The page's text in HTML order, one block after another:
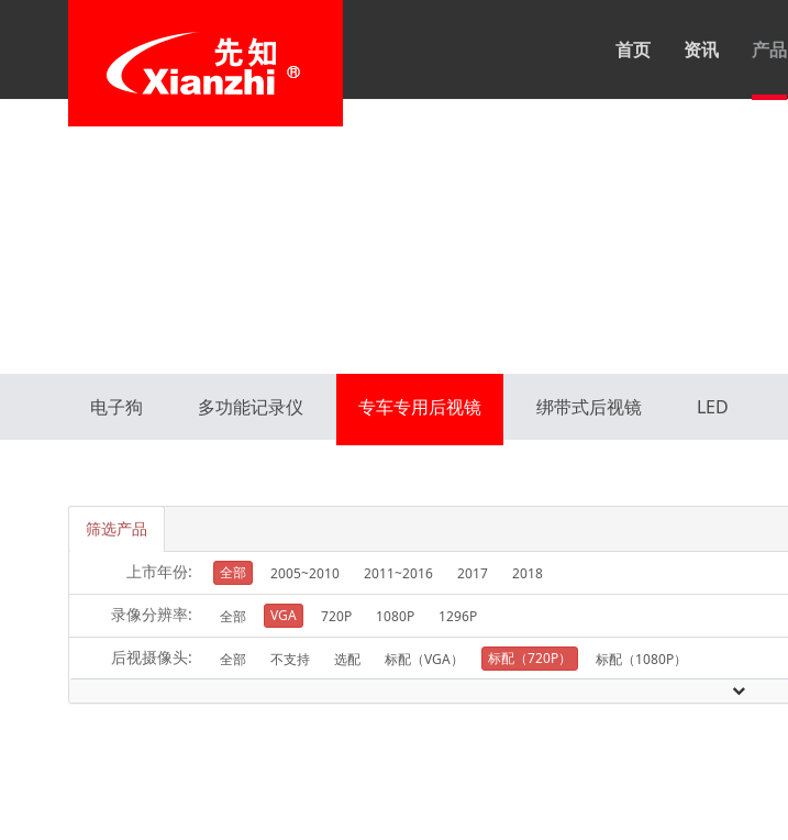
首页 资讯 产品
电子狗 多功能记录仪 专车专用后视镜 绑带式后视镜 LED
筛选产品
上市年份: 全部 2005~2010 2011~2016 2017 2018
录像分辨率: 全部 VGA 720P 1080P 1296P
后视摄像头: 全部 不支持 选配 标配（VGA） 标配（720P） 标配（1080P）